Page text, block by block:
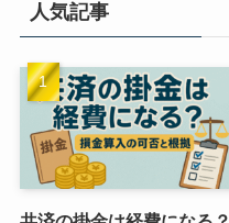
人気記事